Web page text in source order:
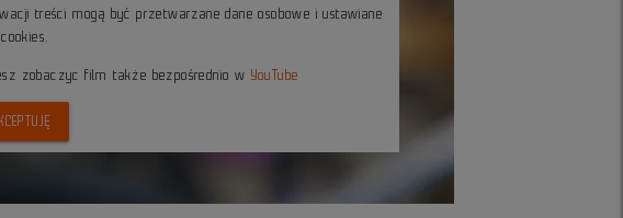
treści mogą być przetwarzane dane osobowe i ustawiane
zobaczyc film także bezpośrednio w YouTube